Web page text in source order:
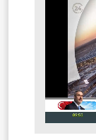
Mute